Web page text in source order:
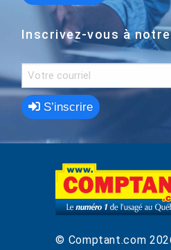
Inscrivez-vous à
S’inscrire
© Comptant.com